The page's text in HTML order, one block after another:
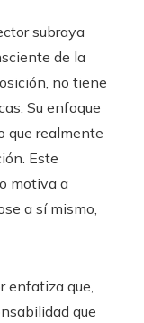
subraya
de la
no tiene
Su enfoque
que realmente
Este
motiva a
a sí mismo,
enfatiza que,
que